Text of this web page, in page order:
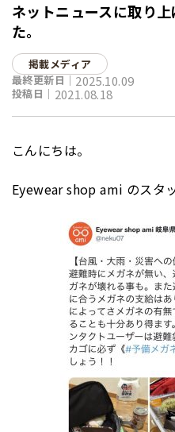
ネットニュースに取り
た。
掲載メディア
投稿日｜ 2021.08.18
最終更新日｜2025.10.09
こんにちは。
Eyewear shop ami のスタッ